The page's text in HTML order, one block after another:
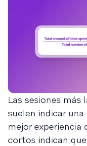
Las sesiones más
suelen indicar
mejor experiencia
cortos indican